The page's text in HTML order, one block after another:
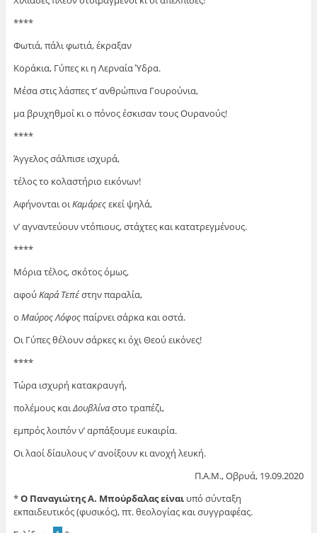
****
Φωτιά, πάλι φωτιά, έκραξαν
Κοράκια, Γύπες κι η Λερναία Ύδρα.
Μέσα στις λάσπες τ’ ανθρώπινα Γουρούνια,
μα βρυχηθμοί κι ο πόνος έσκισαν τους Ουρανούς!
****
Άγγελος σάλπισε ισχυρά,
τέλος το κολαστήριο εικόνων!
Αφήνονται οι Καμάρεςεκεί ψηλά,
ν’ αγναντεύουν ντόπιους, στάχτες και κατατρεγμένους.
****
Μόρια τέλος, σκότος όμως,
αφούΚαρά Τεπέστην παραλία,
ο Μαύρος Λόφοςπαίρνει σάρκα και οστά.
Οι Γύπες θέλουν σάρκες κι όχι Θεού εικόνες!
****
Τώρα ισχυρή κατακραυγή,
πολέμους και Δουβλίναστο τραπέζι,
εμπρός λοιπόν ν’ αρπάξουμε ευκαιρία.
Οι λαοί δίαυλους ν’ ανοίξουν κι ανοχή λευκή.
Π.Α.Μ., Οβρυά, 19.09.2020
*Ο Παναγιώτης Α. Μπούρδαλας είναιυπό σύνταξη
εκπαιδευτικός (φυσικός), πτ. θεολογίας και συγγραφέας.